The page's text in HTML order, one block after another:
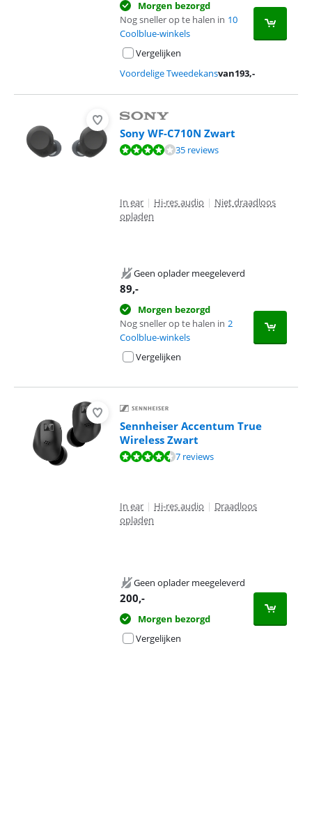
Morgen bezorgd
Nog sneller op te halen in 10
Coolblue-winkels
Vergelijken
Voordelige Tweedekansvan193,-
Sony WF-C710N Zwart
Beoordeling is 8,1 van de 10, gebaseerd op 35 reviews.
35 reviews
In ear | Hi-res audio | Niet draadloos
opladen
Geen oplader meegeleverd
89,-
Morgen bezorgd
Nog sneller op te halen in 2
Coolblue-winkels
Vergelijken
Sennheiser Accentum True
Wireless Zwart
Beoordeling is 9,1 van de 10, gebaseerd op 7 reviews.
7 reviews
In ear | Hi-res audio | Draadloos
opladen
Geen oplader meegeleverd
200,-
Morgen bezorgd
Vergelijken